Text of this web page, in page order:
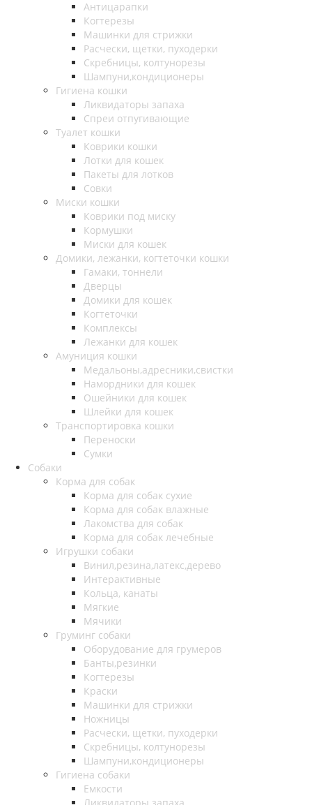
Антицарапки
Когтерезы
Машинки для стрижки
Расчески, щетки, пуходерки
Скребницы, колтунорезы
Шампуни,кондиционеры
Гигиена кошки
Ликвидаторы запаха
Спреи отпугивающие
Туалет кошки
Коврики кошки
Лотки для кошек
Пакеты для лотков
Совки
Миски кошки
Коврики под миску
Кормушки
Миски для кошек
Домики, лежанки, когтеточки кошки
Гамаки, тоннели
Дверцы
Домики для кошек
Когтеточки
Комплексы
Лежанки для кошек
Амуниция кошки
Медальоны,адресники,свистки
Намордники для кошек
Ошейники для кошек
Шлейки для кошек
Транспортировка кошки
Переноски
Сумки
Собаки
Корма для собак
Корма для собак сухие
Корма для собак влажные
Лакомства для собак
Корма для собак лечебные
Игрушки собаки
Винил,резина,латекс,дерево
Интерактивные
Кольца, канаты
Мягкие
Мячики
Груминг собаки
Оборудование для грумеров
Банты,резинки
Когтерезы
Краски
Машинки для стрижки
Ножницы
Расчески, щетки, пуходерки
Скребницы, колтунорезы
Шампуни,кондиционеры
Гигиена собаки
Емкости